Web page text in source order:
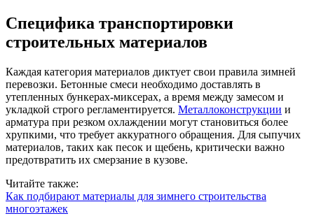
Специфика транспортировки
строительных материалов
Каждая категория материалов диктует свои правила зимней
перевозки. Бетонные смеси необходимо доставлять в
утепленных бункерах-миксерах, а время между замесом и
укладкой строго регламентируется. Металлоконструкции и
арматура при резком охлаждении могут становиться более
хрупкими, что требует аккуратного обращения. Для сыпучих
материалов, таких как песок и щебень, критически важно
предотвратить их смерзание в кузове.
Читайте также:
Как подбирают материалы для зимнего строительства
многоэтажек